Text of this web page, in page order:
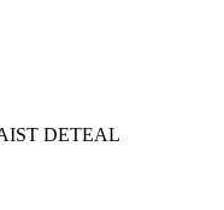
DETEAL